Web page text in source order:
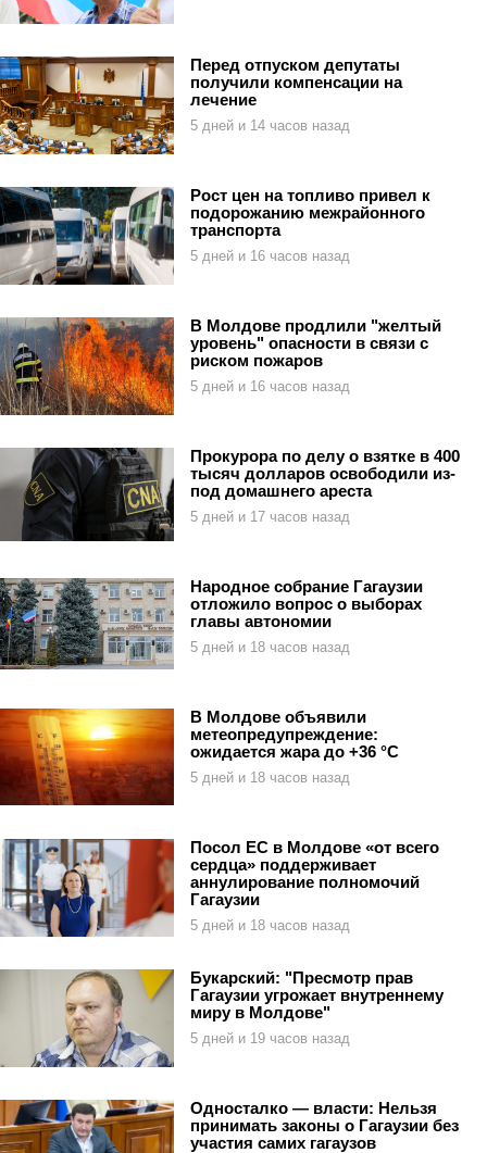
Перед отпуском депутаты
получили компенсации на
лечение
5 дней и 14 часов назад
Рост цен на топливо привел к
подорожанию межрайонного
транспорта
5 дней и 16 часов назад
В Молдове продлили "желтый
уровень" опасности в связи с
риском пожаров
5 дней и 16 часов назад
Прокурора по делу о взятке в 400
тысяч долларов освободили из-
под домашнего ареста
5 дней и 17 часов назад
Народное собрание Гагаузии
отложило вопрос о выборах
главы автономии
5 дней и 18 часов назад
В Молдове объявили
метеопредупреждение:
ожидается жара до +36 °C
5 дней и 18 часов назад
Посол ЕС в Молдове «от всего
сердца» поддерживает
аннулирование полномочий
Гагаузии
5 дней и 18 часов назад
Букарский: "Пресмотр прав
Гагаузии угрожает внутреннему
миру в Молдове"
5 дней и 19 часов назад
Односталко — власти: Нельзя
принимать законы о Гагаузии без
участия самих гагаузов